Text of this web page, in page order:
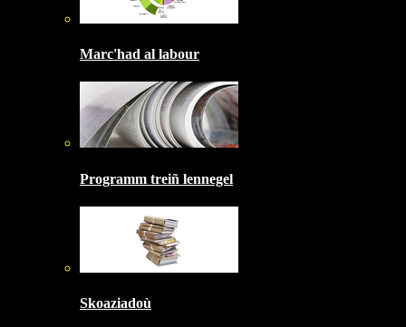
Marc'had al labour
Programm treiñ lennegel
Skoaziadoù